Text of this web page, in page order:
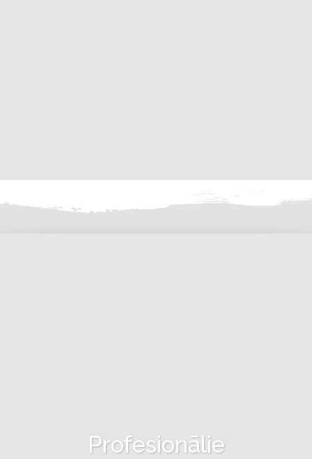
Profesionālie